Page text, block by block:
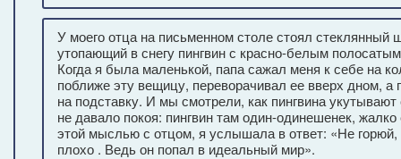
У моего отца на письменном столе стоял
утопающий в снегу пингвин с красно-белым
Когда я была маленькой, папа сажал меня к себе на
поближе эту вещицу, переворачивал ее вверх дном, а
на подставку. И мы смотрели, как пингвина
не давало покоя: пингвин там один-одинешенек,
этой мыслью с отцом, я услышала в ответ: «Не
плохо . Ведь он попал в идеальный мир».